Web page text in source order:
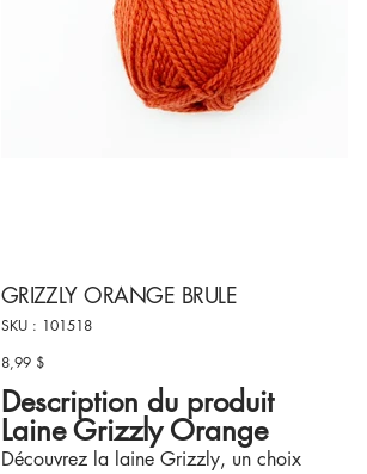
GRIZZLY ORANGE BRULE
SKU :
SKU
101518
101518
Prix
8,99 $
Description du produit
Laine Grizzly Orange
Découvrez la laine Grizzly, un choix